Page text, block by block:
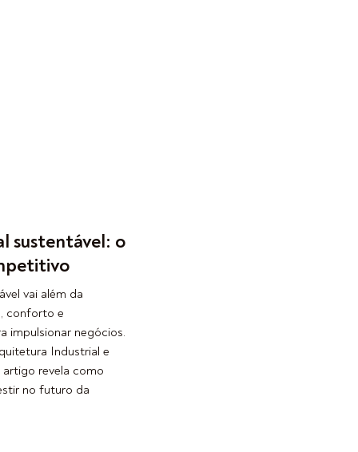
sustentável: o
vai além da
conforto e
impulsionar negócios.
Industrial e
revela como
no futuro da